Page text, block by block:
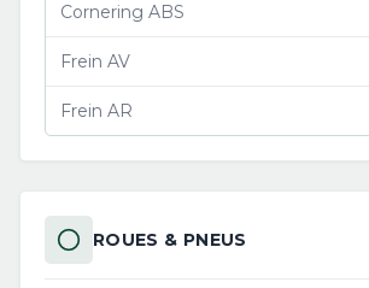
Cornering ABS
Frein AV
Frein AR
ROUES & PNEUS